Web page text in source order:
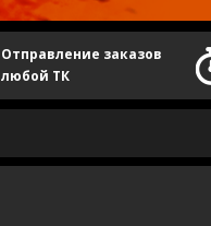
Отправление заказов
любой ТК